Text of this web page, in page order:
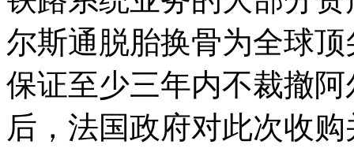
尔斯通脱胎换骨为全球
保证至少三年内不裁撤
后，法国政府对此次收